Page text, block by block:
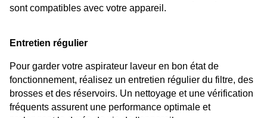
sont compatibles avec votre appareil.
Entretien régulier
Pour garder votre aspirateur laveur en bon état de
fonctionnement, réalisez un entretien régulier du filtre, des
brosses et des réservoirs. Un nettoyage et une vérification
fréquents assurent une performance optimale et